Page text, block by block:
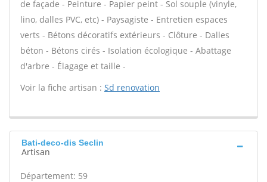
de façade - Peinture - Papier peint - Sol souple (vinyle,
lino, dalles PVC, etc) - Paysagiste - Entretien espaces
verts - Bétons décoratifs extérieurs - Clôture - Dalles
béton - Bétons cirés - Isolation écologique - Abattage
d'arbre - Élagage et taille -
Voir la fiche artisan : Sd renovation
Bati-deco-dis Seclin
Artisan
Département: 59